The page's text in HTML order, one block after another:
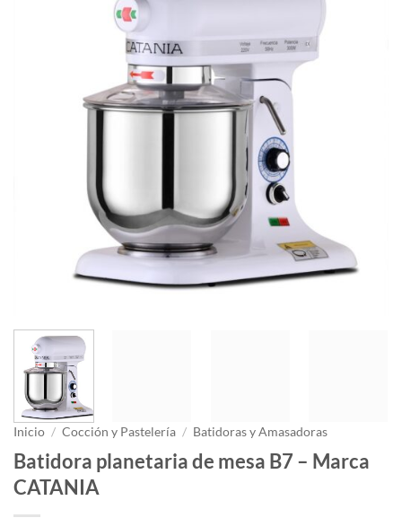
Inicio / Cocción y Pastelería / Batidoras y Amasadoras
Batidora planetaria de mesa B7 – Marca
CATANIA